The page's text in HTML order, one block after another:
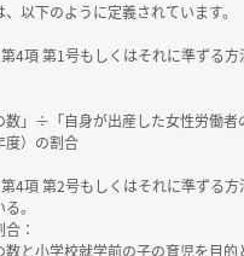
以下のように定義されています。
4項 第1号もしくはそれに準ずる
数」÷「自身が出産した女性労働
度）の割合
4項 第2号もしくはそれに準ずる
。
：
数と小学校就学前の子の育児を目